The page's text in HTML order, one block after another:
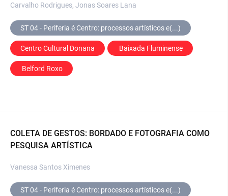
Carvalho Rodrigues, Jonas Soares Lana
ST 04 - Periferia é Centro: processos artísticos e(...)
Centro Cultural Donana Baixada Fluminense
Belford Roxo
COLETA DE GESTOS: BORDADO E FOTOGRAFIA COMO
PESQUISA ARTÍSTICA
Vanessa Santos Ximenes
ST 04 - Periferia é Centro: processos artísticos e(...)